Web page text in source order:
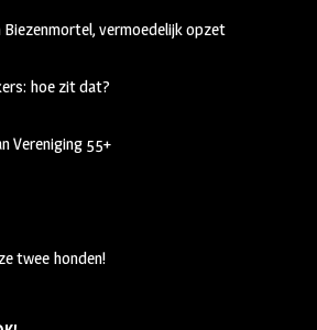
Biezenmortel, vermoedelijk opzet
hoe zit dat?
Vereniging 55+
twee honden!